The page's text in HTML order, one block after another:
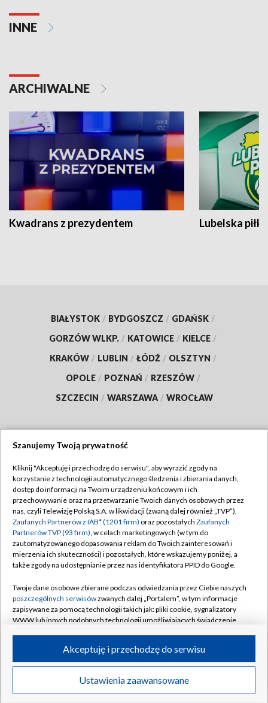
INNE
ARCHIWALNE
Kwadrans z prezydentem Lubelska piłka
BIAŁYSTOK / BYDGOSZCZ / GDAŃSK /
GORZÓW WLKP. / KATOWICE / KIELCE /
KRAKÓW / LUBLIN / ŁÓDŹ / OLSZTYN /
OPOLE / POZNAŃ / RZESZÓW /
SZCZECIN / WARSZAWA / WROCŁAW
TVP
Abonament TVP
Emisja w TVP
Centrum informacji TVP
Naziemna Telewizja Cyfrowa
Rada Programowa
System NOS
Informacje o nadawcy
Program dla prasy
Ogłoszenie przetargowe
Regulamin TVP
Polityka prywatności
Moje zgody
Pomoc
Kontakt
Kanały
©2026 Telewizja Polska S.A. w likwidacji
Szanujemy Twoją prywatność
Kliknij "Akceptuję i przechodzę do serwisu", aby wyrazić zgody na
korzystanie z technologii automatycznego śledzenia i zbierania danych,
dostęp do informacji na Twoim urządzeniu końcowym i ich
przechowywanie oraz na przetwarzanie Twoich danych osobowych przez
nas, czyli Telewizję Polską S.A. w likwidacji (zwaną dalej również „TVP”),
Zaufanych Partnerów z IAB* (1201 firm) oraz pozostałych Zaufanych
Partnerów TVP (93 firm), w celach marketingowych (w tym do
zautomatyzowanego dopasowania reklam do Twoich zainteresowań i
mierzenia ich skuteczności) i pozostałych, które wskazujemy poniżej, a
także zgody na udostępnianie przez nas identyfikatora PPID do Google.
Twoje dane osobowe zbierane podczas odwiedzania przez Ciebie naszych
poszczególnych serwisówzwanych dalej „Portalem”, w tym informacje
zapisywane za pomocą technologii takich jak: pliki cookie, sygnalizatory
WWW lub innych podobnych technologii umożliwiających świadczenie
ruchu w Internecie.
Twoje dane osobowe zbierane podczas odwiedzania przez Ciebie
poszczególnych serwisówna Portalu, takie jak adresy IP, identyfikatory
Ustawienia zaawansowane
Akceptuję i przechodzę do serwisu